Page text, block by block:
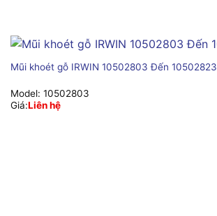
Mũi khoét gỗ IRWIN 10502803 Đến 10502823
Model: 10502803
Giá:Liên hệ